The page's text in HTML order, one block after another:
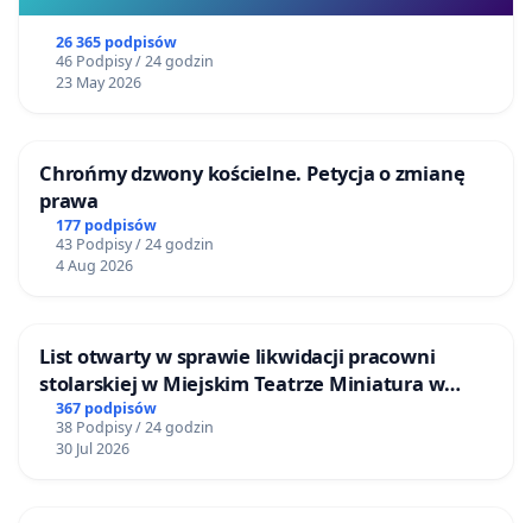
26 365 podpisów
46 Podpisy / 24 godzin
23 May 2026
Chrońmy dzwony kościelne. Petycja o zmianę
prawa
177 podpisów
43 Podpisy / 24 godzin
4 Aug 2026
List otwarty w sprawie likwidacji pracowni
stolarskiej w Miejskim Teatrze Miniatura w
Gdańsku
367 podpisów
38 Podpisy / 24 godzin
30 Jul 2026